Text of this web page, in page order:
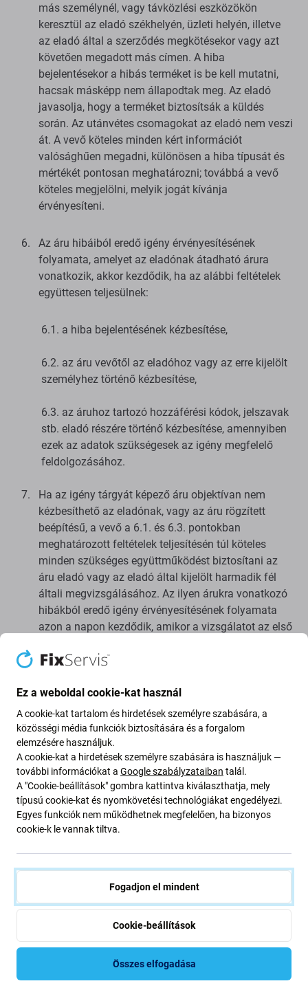
más személynél, vagy távközlési eszközökön
keresztül az eladó székhelyén, üzleti helyén, illetve
az eladó által a szerződés megkötésekor vagy azt
követően megadott más címen. A hiba
bejelentésekor a hibás terméket is be kell mutatni,
hacsak másképp nem állapodtak meg. Az eladó
javasolja, hogy a terméket biztosítsák a küldés
során. Az utánvétes csomagokat az eladó nem veszi
át. A vevő köteles minden kért információt
valósághűen megadni, különösen a hiba típusát és
mértékét pontosan meghatározni; továbbá a vevő
köteles megjelölni, melyik jogát kívánja
érvényesíteni.
Az áru hibáiból eredő igény érvényesítésének
folyamata, amelyet az eladónak átadható árura
vonatkozik, akkor kezdődik, ha az alábbi feltételek
együttesen teljesülnek:
6.1. a hiba bejelentésének kézbesítése,
6.2. az áru vevőtől az eladóhoz vagy az erre kijelölt
személyhez történő kézbesítése,
6.3. az áruhoz tartozó hozzáférési kódok, jelszavak
stb. eladó részére történő kézbesítése, amennyiben
ezek az adatok szükségesek az igény megfelelő
feldolgozásához.
Ha az igény tárgyát képező áru objektívan nem
kézbesíthető az eladónak, vagy az áru rögzített
beépítésű, a vevő a 6.1. és 6.3. pontokban
meghatározott feltételek teljesítésén túl köteles
minden szükséges együttműködést biztosítani az
áru eladó vagy az eladó által kijelölt harmadik fél
általi megvizsgálásához. Az ilyen árukra vonatkozó
hibákból eredő igény érvényesítésének folyamata
azon a napon kezdődik, amikor a vizsgálatot az első
eladó vagy az általa kijelölt harmadik fél a vevő által
végzi el a vizsgálatot ésszerű határidőn belül, de
legkésőbb a hiba bejelentésének kézbesítésétől
számított 10 napon belül, az eljárás a hiba
bejelentésének kézbesítése napján kezdődik.
Az eladó vagy az általa kijelölt személy a vonatkozó
jogszabályoknak megfelelően igazolást állít ki a
vevő számára a hiba bejelentéséről.
a vevőnek a szerződés megkötésének körülményeire
tekintettel tudnia kellett.
Az eladó nem felel az áru hibáiért:
10.1. ha a vevő nem érvényesítette az eladó
Ez a weboldal cookie-kat használ
A cookie-kat tartalom és hirdetések személyre szabására, a
közösségi média funkciók biztosítására és a forgalom
elemzésére használjuk.
A cookie-kat a hirdetések személyre szabására is használjuk —
további információkat a Google szabályzataiban talál.
A "Cookie-beállítások" gombra kattintva kiválaszthatja, mely
típusú cookie-kat és nyomkövetési technológiákat engedélyezi.
Egyes funkciók nem működhetnek megfelelően, ha bizonyos
cookie-k le vannak tiltva.
Fogadjon el mindent
Cookie-beállítások
Összes elfogadása